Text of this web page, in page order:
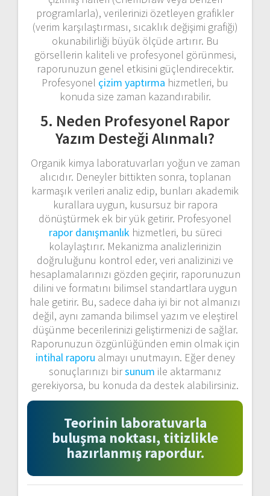
programlarla), verilerinizi özetleyen grafikler
(verim karşılaştırması, sıcaklık değişimi grafiği)
okunabilirliği büyük ölçüde artırır. Bu
görsellerin kaliteli ve profesyonel görünmesi,
raporunuzun genel etkisini güçlendirecektir.
Profesyonel çizim yaptırma hizmetleri, bu
konuda size zaman kazandırabilir.
5. Neden Profesyonel Rapor
Yazım Desteği Alınmalı?
Organik kimya laboratuvarları yoğun ve zaman
alıcıdır. Deneyler bittikten sonra, toplanan
karmaşık verileri analiz edip, bunları akademik
kurallara uygun, kusursuz bir rapora
dönüştürmek ek bir yük getirir. Profesyonel
rapor danışmanlıkhizmetleri, bu süreci
kolaylaştırır. Mekanizma analizlerinizin
doğruluğunu kontrol eder, veri analizinizi ve
hesaplamalarınızı gözden geçirir, raporunuzun
dilini ve formatını bilimsel standartlara uygun
hale getirir. Bu, sadece daha iyi bir not almanızı
değil, aynı zamanda bilimsel yazım ve eleştirel
düşünme becerilerinizi geliştirmenizi de sağlar.
Raporunuzun özgünlüğünden emin olmak için
intihal raporu almayı unutmayın. Eğer deney
sonuçlarınızı birsunum ile aktarmanız
gerekiyorsa, bu konuda da destek alabilirsiniz.
Teorinin laboratuvarla
buluşma noktası, titizlikle
hazırlanmış rapordur.